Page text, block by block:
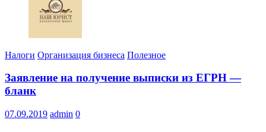
Налоги Организация бизнеса Полезное
Заявление на получение выписки из ЕГРН —
бланк
07.09.2019 admin 0